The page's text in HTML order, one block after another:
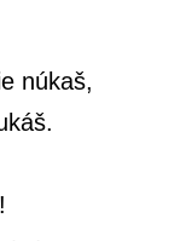
núkaš,